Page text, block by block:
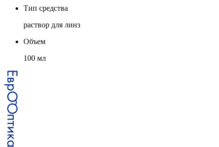
Тип средства
раствор для линз
Объем
100 мл